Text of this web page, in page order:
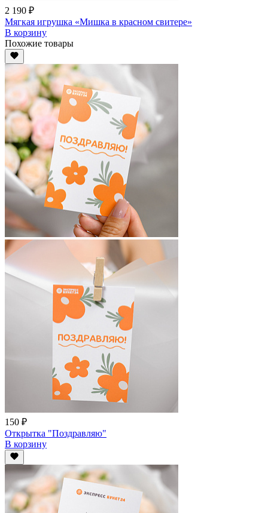
2 190 ₽
Мягкая игрушка «Мишка в красном свитере»
В корзину
Похожие товары
150 ₽
Открытка "Поздравляю"
В корзину